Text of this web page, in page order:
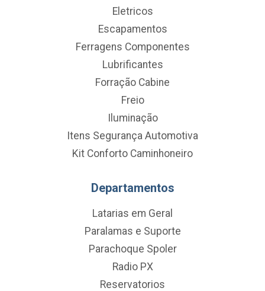
Eletricos
Escapamentos
Ferragens Componentes
Lubrificantes
Forração Cabine
Freio
Iluminação
Itens Segurança Automotiva
Kit Conforto Caminhoneiro
Departamentos
Latarias em Geral
Paralamas e Suporte
Parachoque Spoler
Radio PX
Reservatorios